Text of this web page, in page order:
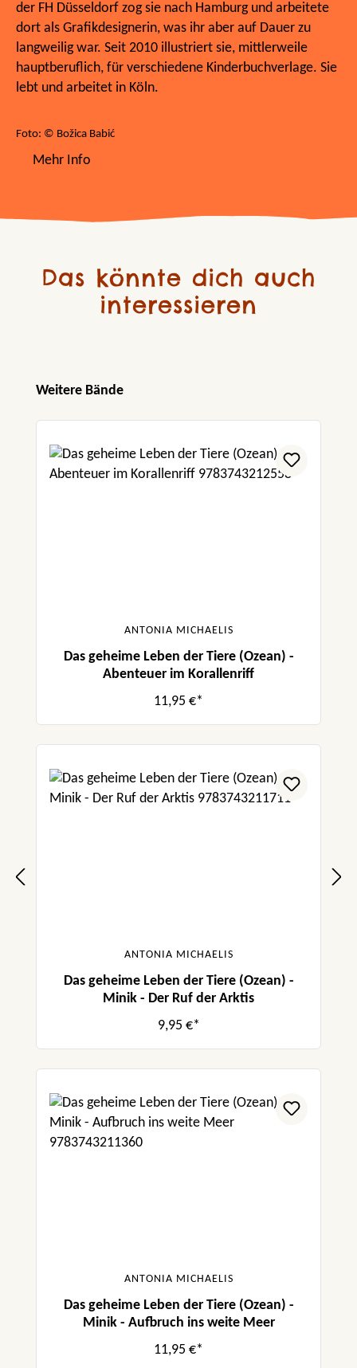
der FH Düsseldorf zog sie nach Hamburg und arbeitete
dort als Grafikdesignerin, was ihr aber auf Dauer zu
langweilig war. Seit 2010 illustriert sie, mittlerweile
hauptberuflich, für verschiedene Kinderbuchverlage. Sie
lebt und arbeitet in Köln.
Foto: © Božica Babić
Mehr Info
Das könnte dich auch
interessieren
Produktgalerie überspringen
Weitere Bände
ANTONIA MICHAELIS
Das geheime Leben der Tiere (Ozean) -
Abenteuer im Korallenriff
11,95 €*
ANTONIA MICHAELIS
Das geheime Leben der Tiere (Ozean) -
Minik - Der Ruf der Arktis
9,95 €*
ANTONIA MICHAELIS
Das geheime Leben der Tiere (Ozean) -
Minik - Aufbruch ins weite Meer
11,95 €*